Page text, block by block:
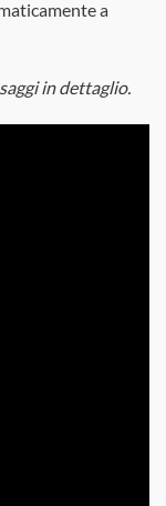
a
in dettaglio.